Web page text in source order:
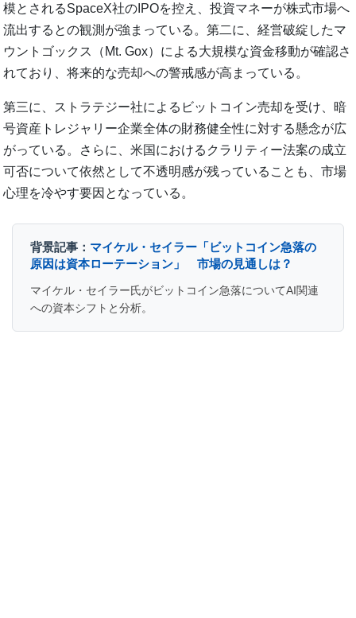
模とされるSpaceX社のIPOを控え、投資マネーが株式市場へ
流出するとの観測が強まっている。第二に、経営破綻したマ
ウントゴックス（Mt. Gox）による大規模な資金移動が確認さ
れており、将来的な売却への警戒感が高まっている。
第三に、ストラテジー社によるビットコイン売却を受け、暗
号資産トレジャリー企業全体の財務健全性に対する懸念が広
がっている。さらに、米国におけるクラリティー法案の成立
可否について依然として不透明感が残っていることも、市場
心理を冷やす要因となっている。
背景記事： マイケル・セイラー「ビットコイン急落の
原因は資本ローテーション」 市場の見通しは？
マイケル・セイラー氏がビットコイン急落についてAI関連
への資本シフトと分析。